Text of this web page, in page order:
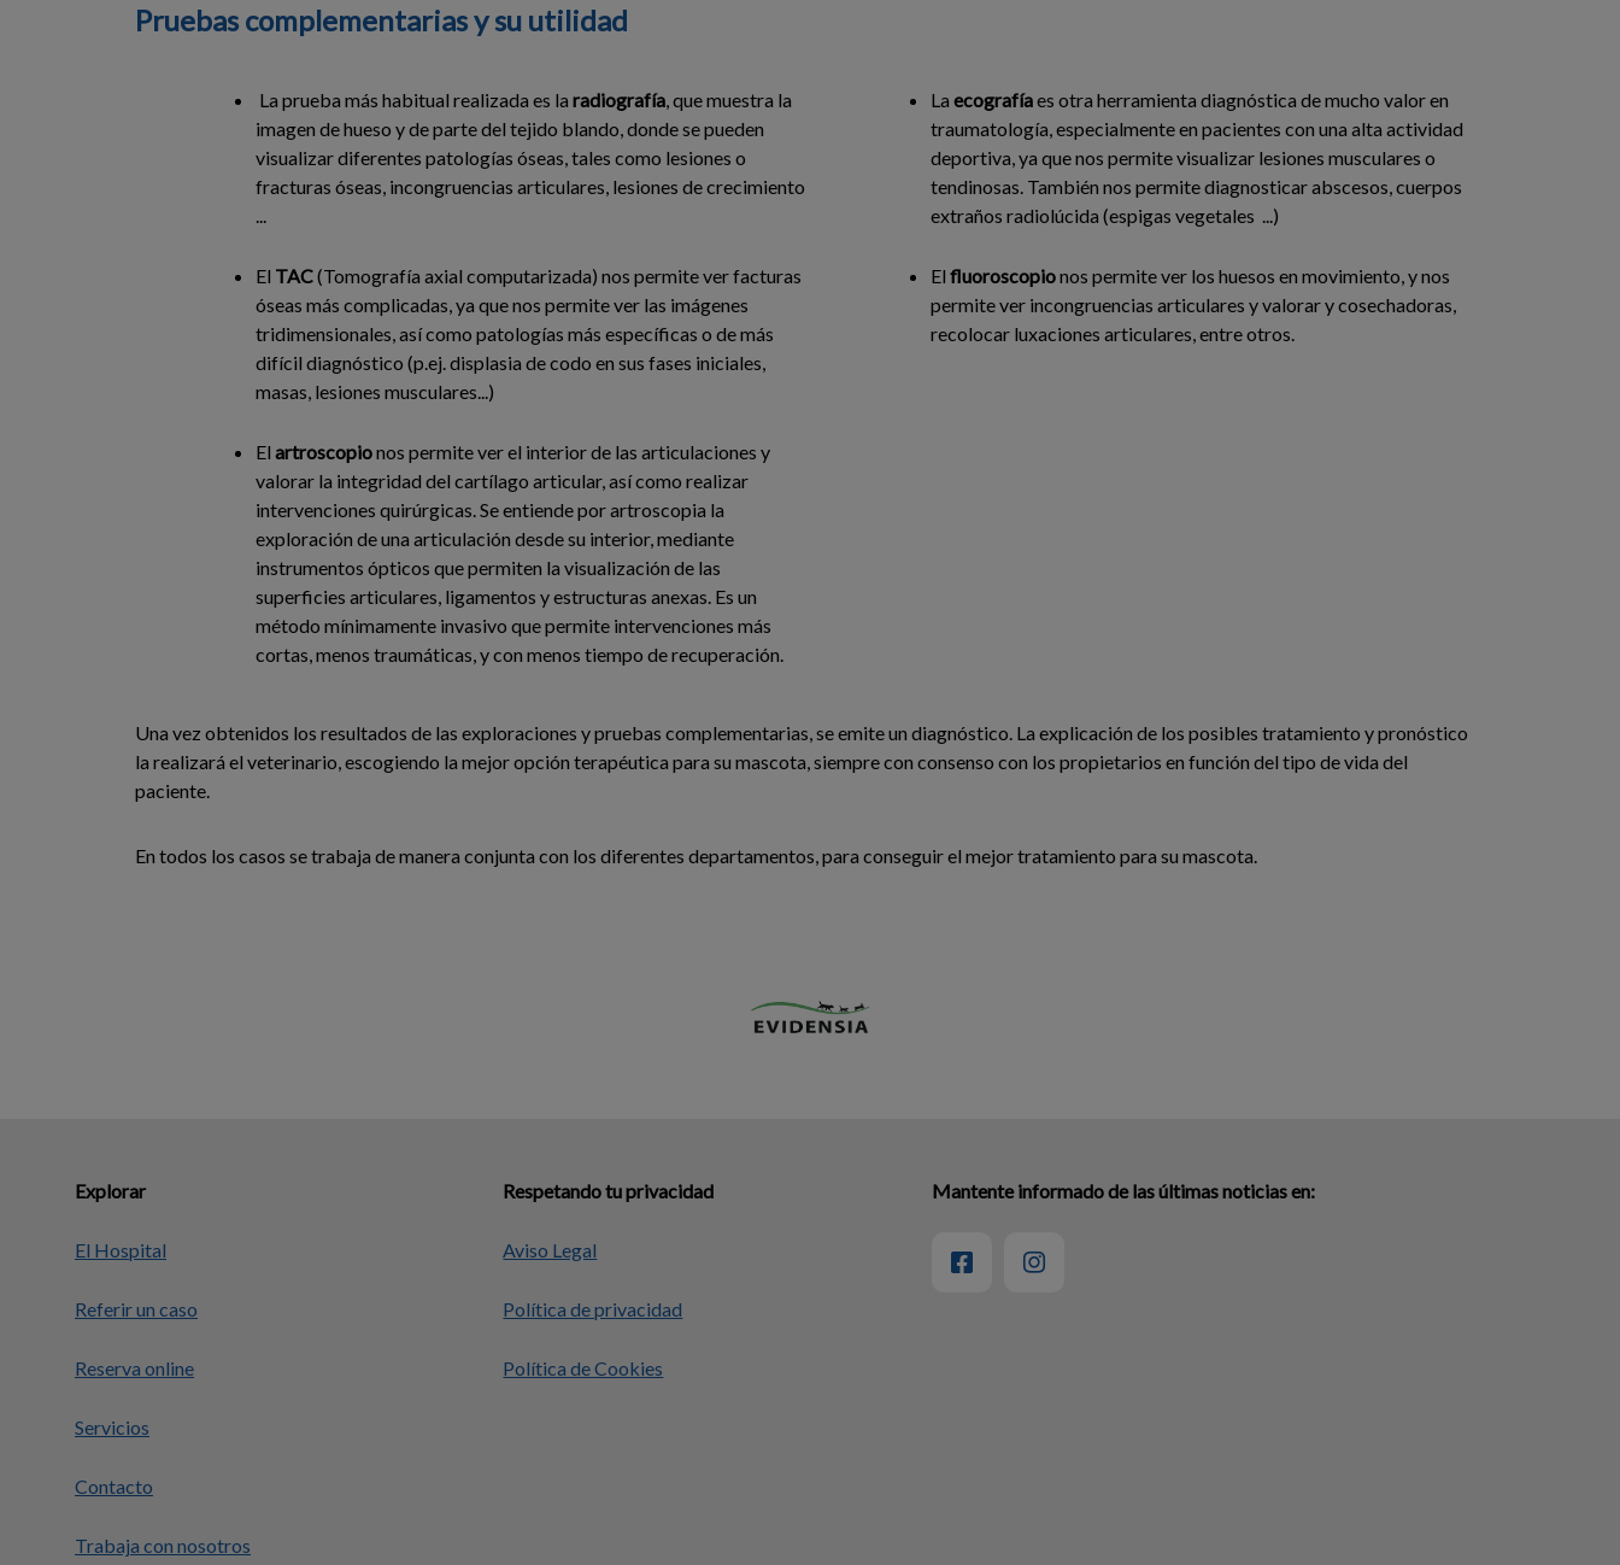
Pruebas complementarias y su utilidad
La prueba más habitual realizada es la radiografía, que muestra la
imagen de hueso y de parte del tejido blando, donde se pueden
visualizar diferentes patologías óseas, tales como lesiones o
fracturas óseas, incongruencias articulares, lesiones de crecimiento
...
La ecografíaes otra herramienta diagnóstica de mucho valor en
traumatología, especialmente en pacientes con una alta actividad
deportiva, ya que nos permite visualizar lesiones musculares o
tendinosas. También nos permite diagnosticar abscesos, cuerpos
extraños radiolúcida (espigas vegetales ...)
El TAC(Tomografía axial computarizada) nos permite ver facturas
óseas más complicadas, ya que nos permite ver las imágenes
tridimensionales, así como patologías más específicas o de más
difícil diagnóstico (p.ej. displasia de codo en sus fases iniciales,
masas, lesiones musculares...)
El fluoroscopionos permite ver los huesos en movimiento, y nos
permite ver incongruencias articulares y valorar y cosechadoras,
recolocar luxaciones articulares, entre otros.
El artroscopionos permite ver el interior de las articulaciones y
valorar la integridad del cartílago articular, así como realizar
intervenciones quirúrgicas. Se entiende por artroscopia la
exploración de una articulación desde su interior, mediante
instrumentos ópticos que permiten la visualización de las
superficies articulares, ligamentos y estructuras anexas. Es un
método mínimamente invasivo que permite intervenciones más
cortas, menos traumáticas, y con menos tiempo de recuperación.
Una vez obtenidos los resultados de las exploraciones y pruebas complementarias, se emite un diagnóstico. La explicación de los posibles tratamiento y pronóstico
la realizará el veterinario, escogiendo la mejor opción terapéutica para su mascota, siempre con consenso con los propietarios en función del tipo de vida del
paciente.
En todos los casos se trabaja de manera conjunta con los diferentes departamentos, para conseguir el mejor tratamiento para su mascota.
Explorar
El Hospital
Referir un caso
Reserva online
Servicios
Contacto
Trabaja con nosotros
Respetando tu privacidad
Aviso Legal
Política de privacidad
Política de Cookies
Mantente informado de las últimas noticias en: